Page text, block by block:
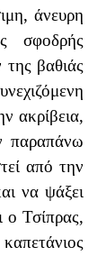
άνευρη
σφοδρής
της βαθιάς
ακρίβεια,
παραπάνω
από την
να ψάξει
ο Τσίπρας,